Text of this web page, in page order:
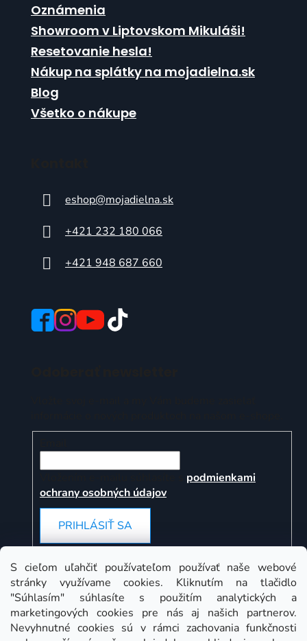
S cieľom uľahčiť používateľom používať naše webové
stránky využívame cookies. Kliknutím na tlačidlo
"Súhlasím" súhlasíte s použitím analytických a
marketingových cookies pre nás aj našich partnerov.
Nevyhnutné cookies sú v rámci zachovania funkčnosti
Oznámenia
Showroom v Liptovskom Mikuláši!
Resetovanie hesla!
Nákup na splátky na mojadielna.sk
Blog
Všetko o nákupe
eshop@mojadielna.sk
+421 232 180 066
+421 948 687 660
podmienkami
ochrany osobných údajov
PRIHLÁSIŤ SA
Instagram